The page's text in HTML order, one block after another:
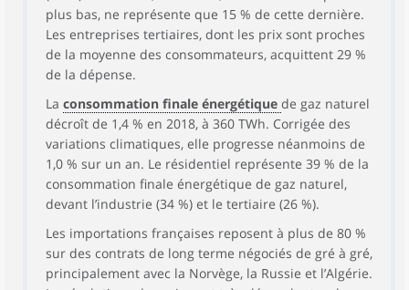
plus bas, ne représente que 15 % de cette dernière.
Les entreprises tertiaires, dont les prix sont proches
de la moyenne des consommateurs, acquittent 29 %
de la dépense.
La consommation finale énergétique de gaz naturel
décroît de 1,4 % en 2018, à 360 TWh. Corrigée des
variations climatiques, elle progresse néanmoins de
1,0 % sur un an. Le résidentiel représente 39 % de la
consommation finale énergétique de gaz naturel,
devant l’industrie (34 %) et le tertiaire (26 %).
Les importations françaises reposent à plus de 80 %
sur des contrats de long terme négociés de gré à gré,
principalement avec la Norvège, la Russie et l’Algérie.